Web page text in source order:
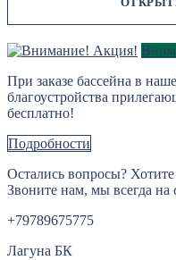
При заказе бассейна в
благоустройства
бесплатно!
Подробности
Остались вопросы?
Звоните нам, мы всегда на
+79789675775
Лагуна БК